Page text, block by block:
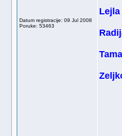
Datum registracije: 09 Jul 2008
Poruke: 53463
Lejla